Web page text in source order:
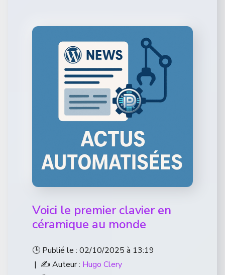
Voici le premier clavier en
céramique au monde
🕒 Publié le : 02/10/2025 à 13:19
| ✍️ Auteur : Hugo Clery